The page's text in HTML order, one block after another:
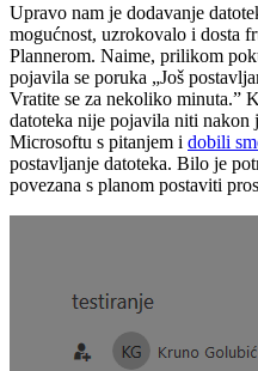
Upravo nam je dodavanje
mogućnost, uzrokovalo i dosta
Plannerom. Naime, prilikom
pojavila se poruka „Još
Vratite se za nekoliko minuta.”
datoteka nije pojavila niti nakon
Microsoftu s pitanjem i dobili
postavljanje datoteka. Bilo je
povezana s planom postaviti